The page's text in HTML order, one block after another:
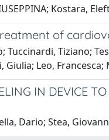
Kostara,
of
Tiziano;
Giulia; Leo,
IN DEVICE
Dario; Stea,